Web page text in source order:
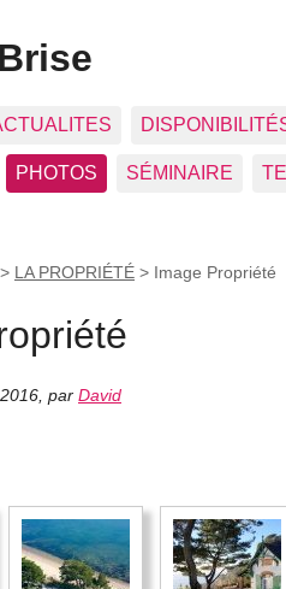
PHOTOS SÉMINAIRE
> LA PROPRIÉTÉ > Image Propriété
par David